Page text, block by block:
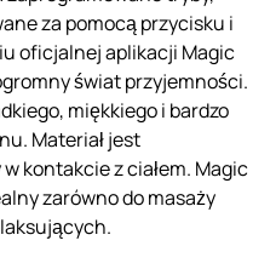
za pomocą przycisku i
oficjalnej aplikacji Magic
świat przyjemności.
miękkiego i bardzo
Materiał jest
kontakcie z ciałem. Magic
zarówno do masaży